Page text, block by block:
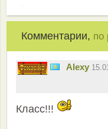
Комментарии, по
Alexy
Класс!!!